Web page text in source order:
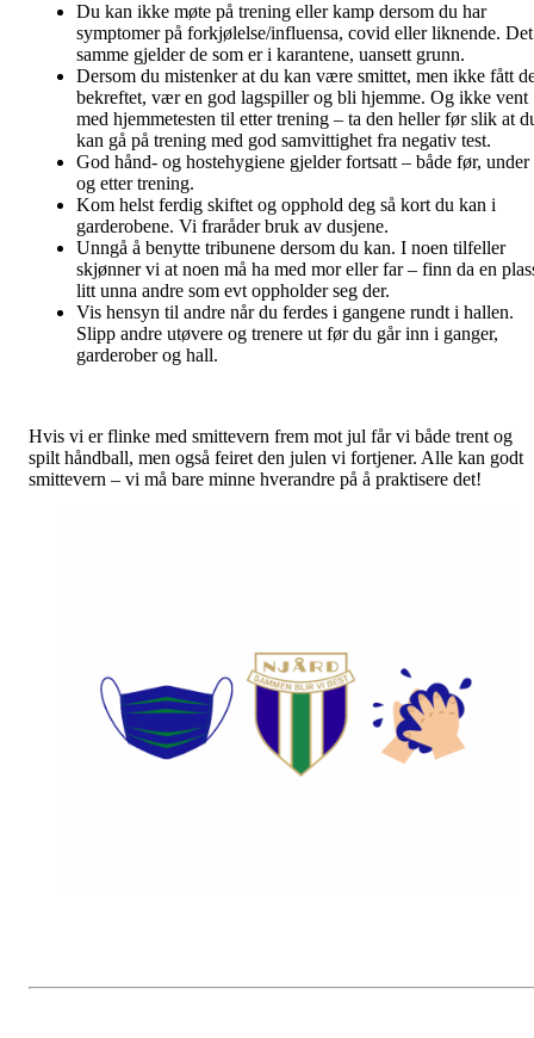
Du kan ikke møte på trening eller kamp dersom du har
symptomer på forkjølelse/influensa, covid eller liknende. Det
samme gjelder de som er i karantene, uansett grunn.
Dersom du mistenker at du kan være smittet, men ikke fått
bekreftet, vær en god lagspiller og bli hjemme. Og ikke vent
med hjemmetesten til etter trening – ta den heller før slik at
kan gå på trening med god samvittighet fra negativ test.
God hånd- og hostehygiene gjelder fortsatt – både før, under
og etter trening.
Kom helst ferdig skiftet og opphold deg så kort du kan i
garderobene. Vi fraråder bruk av dusjene.
Unngå å benytte tribunene dersom du kan. I noen tilfeller
skjønner vi at noen må ha med mor eller far – finn da en
litt unna andre som evt oppholder seg der.
Vis hensyn til andre når du ferdes i gangene rundt i hallen.
Slipp andre utøvere og trenere ut før du går inn i ganger,
garderober og hall.
Hvis vi er flinke med smittevern frem mot jul får vi både trent og
spilt håndball, men også feiret den julen vi fortjener. Alle kan godt
smittevern – vi må bare minne hverandre på å praktisere det!